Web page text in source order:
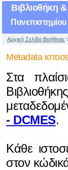
Βιβλιοθήκη
Αρχική Σελίδα Βοήθειας
Metadata
Στα
- DCMES.
Kάθε
στον